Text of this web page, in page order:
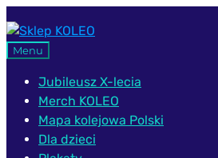
Przejdź
do
Przejdź
do
Menu
Jubileusz X-lecia
Merch KOLEO
Mapa kolejowa Polski
Dla dzieci